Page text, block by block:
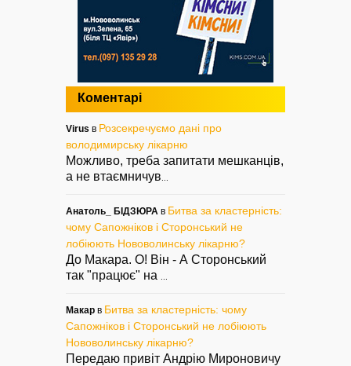
Коментарі
Virus в Розсекречуємо дані про
володимирську лікарню
Можливо, треба запитати мешканців,
а не втаємничув
Анатоль_ БІДЗЮРА в Битва за кластерність:
чому Сапожніков і Сторонський не
лобіюють Нововолинську лікарню?
До Макара. О! Він - А Сторонський
так "працює" на
Макар в Битва за кластерність: чому
Сапожніков і Сторонський не лобіюють
Нововолинську лікарню?
Передаю привіт Андрію Мироновичу